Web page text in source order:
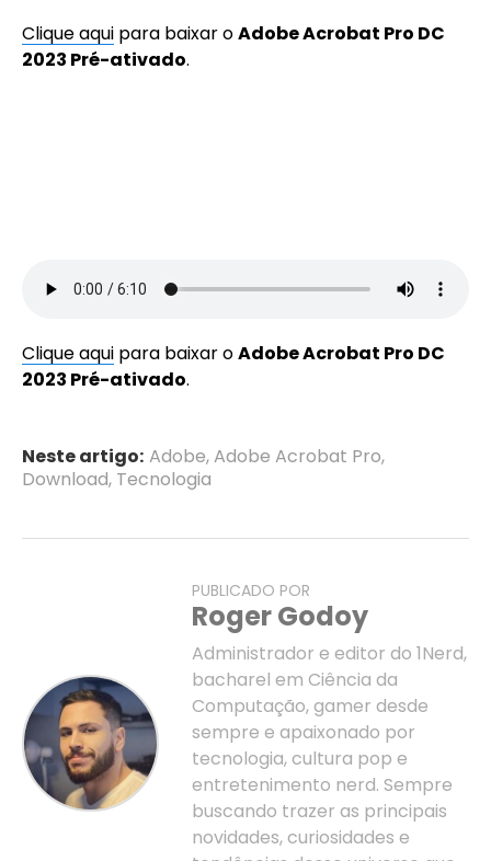
Clique aqui para baixar oAdobe Acrobat Pro DC
2023 Pré-ativado.
Clique aqui para baixar oAdobe Acrobat Pro DC
2023 Pré-ativado.
Neste artigo: Adobe,Adobe Acrobat Pro,
Download, Tecnologia
PUBLICADO POR
Roger Godoy
Administrador e editor do 1Nerd,
bacharel em Ciência da
Computação, gamer desde
sempre e apaixonado por
tecnologia, cultura pop e
entretenimento nerd. Sempre
buscando trazer as principais
novidades, curiosidades e